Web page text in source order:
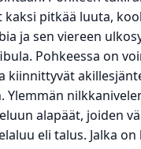
kaksi pitkää luuta,
ja sen viereen
Pohkeessa on
kiinnittyvät
Ylemmän
alapäät, joiden
eli talus. Jalka on